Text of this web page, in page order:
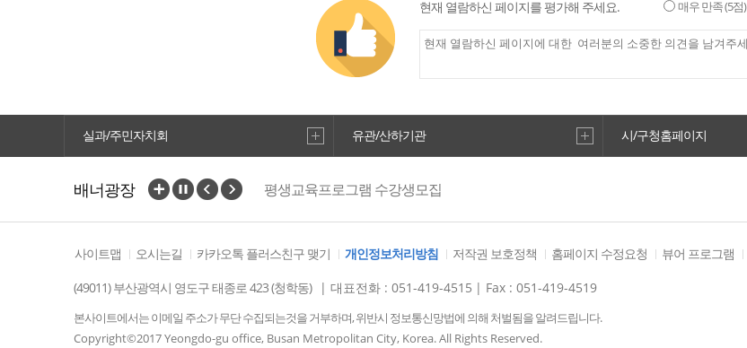
현재 열람하신 페이지를 평가해 주세요. 매우 만족(5점)
실과/주민자치회 유관/산하기관 시/구청홈페이지
배너광장 평생교육프로그램 수강생모집
사이트맵 오시는길 카카오톡 플러스친구 맺기 개인정보처리방침 저작권 보호정책 홈페이지 수정요청 뷰어 프로그램
(49011) 부산광역시 영도구 태종로 423 (청학동) | 대표전화 : 051-419-4515 | Fax : 051-419-4519
본사이트에서는 이메일 주소가 무단 수집되는것을 거부하며, 위반시 정보통신망법에 의해 처벌됨을 알려드립니다.
Copyright©2017 Yeongdo-gu office, Busan Metropolitan City, Korea. All Rights Reserved.